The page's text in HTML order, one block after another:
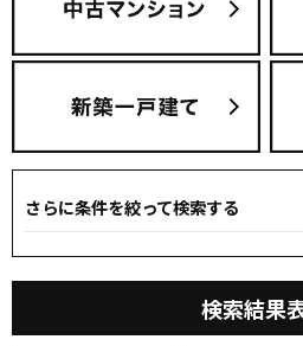
さらに条件を絞って検索する
検索結果